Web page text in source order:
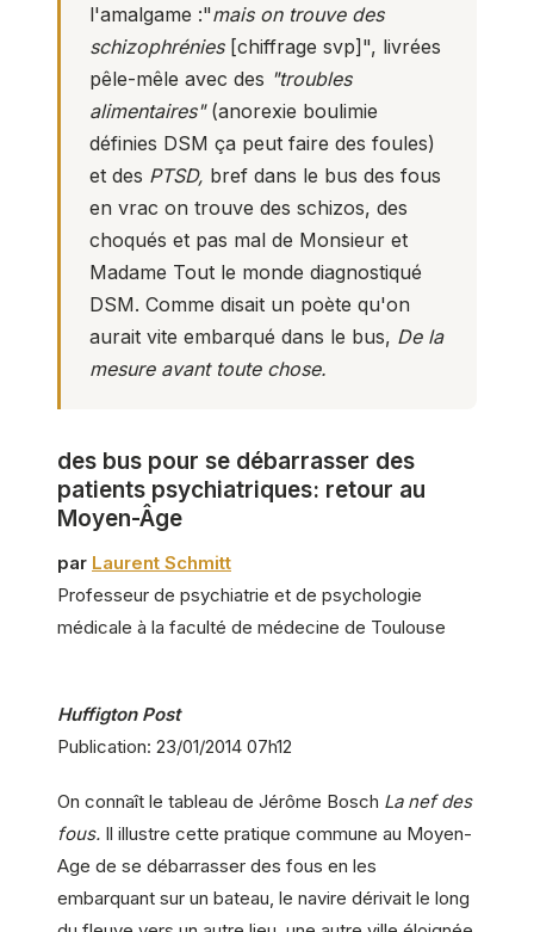
l'amalgame :"mais on trouve des
schizophrénies[chiffrage svp]", livrées
pêle-mêle avec des "troubles
alimentaires"(anorexie boulimie
définies DSM ça peut faire des foules)
et des PTSD, bref dans le bus des fous
en vrac on trouve des schizos, des
choqués et pas mal de Monsieur et
Madame Tout le monde diagnostiqué
DSM. Comme disait un poète qu'on
aurait vite embarqué dans le bus, De la
mesure avant toute chose.
des bus pour se débarrasser des
patients psychiatriques: retour au
Moyen-Âge
par Laurent Schmitt
Professeur de psychiatrie et de psychologie
médicale à la faculté de médecine de Toulouse
Huffigton Post
Publication: 23/01/2014 07h12
On connaît le tableau de Jérôme Bosch La nef des
fous. Il illustre cette pratique commune au Moyen-
Age de se débarrasser des fous en les
embarquant sur un bateau, le navire dérivait le long